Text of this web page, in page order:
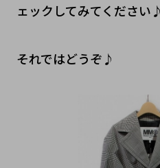
ェックしてみてください♪
それではどうぞ♪